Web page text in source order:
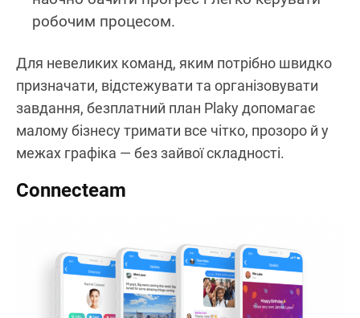
робочим процесом.
Для невеликих команд, яким потрібно швидко
призначати, відстежувати та організовувати
завдання, безплатний план Plaky допомагає
малому бізнесу тримати все чітко, прозоро й у
межах графіка — без зайвої складності.
Connecteam